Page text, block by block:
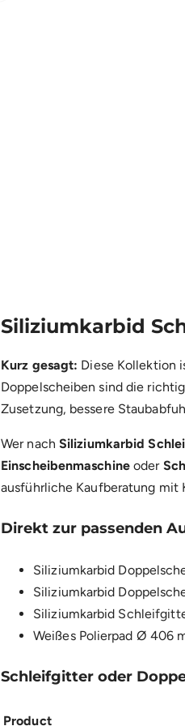
Siliziumkarbid
Kurz gesagt: Diese Kollektion
Doppelscheiben sind die
Zusetzung, bessere
Wer nach Siliziumkarbid
Einscheibenmaschineoder
ausführliche Kaufberatung mit
Direkt zur passenden
Siliziumkarbid
Siliziumkarbid
Siliziumkarbid
Weißes Polierpad Ø 406
Schleifgitter oder
Product